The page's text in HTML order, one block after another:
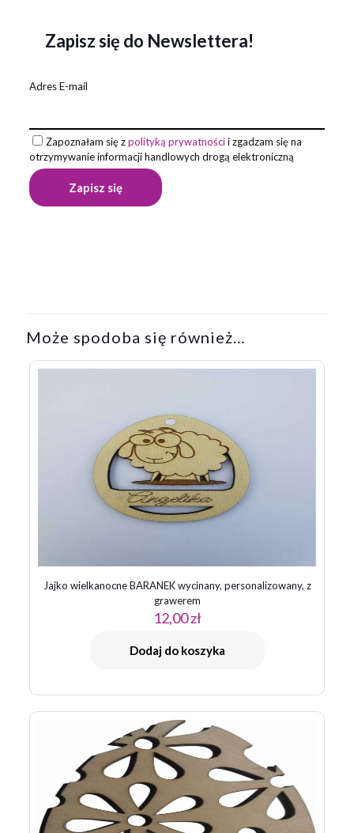
Zapisz się do Newslettera!
Adres E-mail
Zapoznałam się zpolityką prywatnościi zgadzam się na
otrzymywanie informacji handlowych drogą elektroniczną
Może spodoba się również…
Jajko wielkanocne BARANEK wycinany, personalizowany, z
grawerem
12,00zł
Dodaj do koszyka